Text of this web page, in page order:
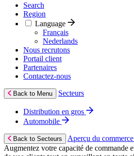
Search
Region
Language
Français
Nederlands
Nous recrutons
Portail client
Partenaires
Contactez‑nous
Back to Menu Secteurs
Distribution en gros
Automobile
Back to Secteurs
Aperçu du
Augmentez votre capacité de commande